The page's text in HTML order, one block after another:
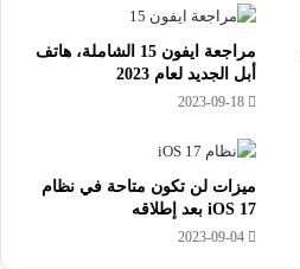
مراجعة ايفون 15 الشاملة، هاتف
أبل الجديد لعام 2023
2023-09-18
ميزات لن تكون متاحة في نظام
iOS 17 بعد إطلاقه
2023-09-04